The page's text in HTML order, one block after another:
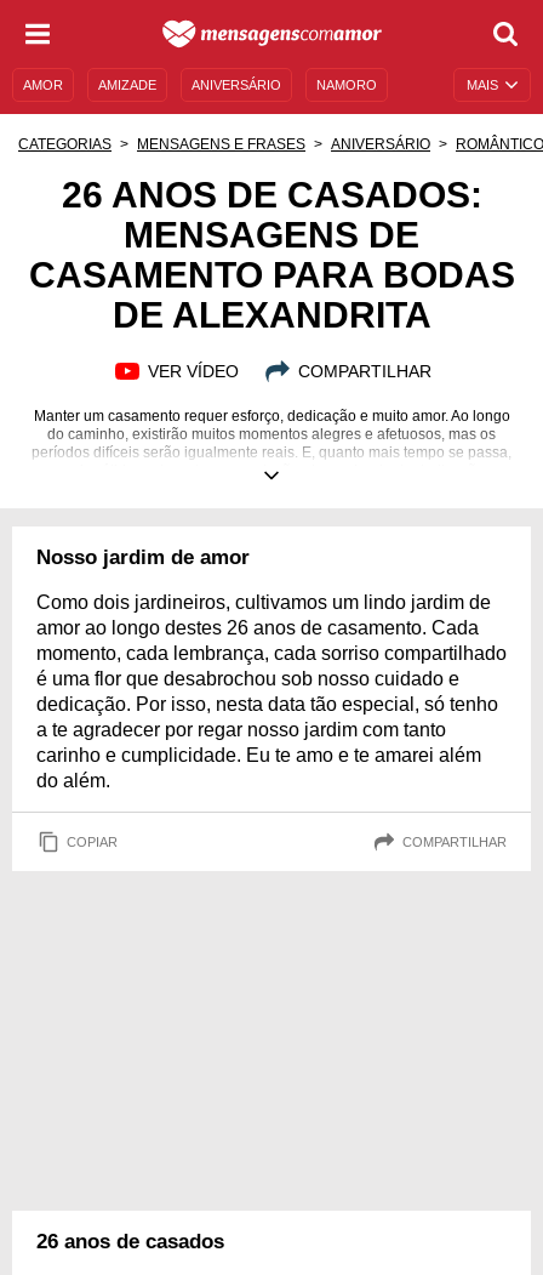
MAIS
AMOR AMIZADE ANIVERSÁRIO NAMORO
MENSAGENS E FRASES MENSAGENS DE ANIVERSÁRIO
ENTRETENIMENTO FAMOSOS BÍBLIA
CATEGORIAS MENSAGENS E FRASES ANIVERSÁRIO ROMÂNTICO
26 ANOS DE CASADOS:
MENSAGENS DE
CASAMENTO PARA BODAS
DE ALEXANDRITA
VER VÍDEO COMPARTILHAR
Manter um casamento requer esforço, dedicação e muito amor. Ao longo
do caminho, existirão muitos momentos alegres e afetuosos, mas os
períodos difíceis serão igualmente reais. E, quanto mais tempo se passa,
mais sólida pode se tornar a relação, dependendo da dedicação
aproveite as mensagens especiais que preparamos e celebre suas bodas
Nosso jardim de amor
Como dois jardineiros, cultivamos um lindo jardim de
amor ao longo destes 26 anos de casamento. Cada
momento, cada lembrança, cada sorriso compartilhado
é uma flor que desabrochou sob nosso cuidado e
dedicação. Por isso, nesta data tão especial, só tenho
a te agradecer por regar nosso jardim com tanto
carinho e cumplicidade. Eu te amo e te amarei além
do além.
COPIAR COMPARTILHAR
26 anos de casados